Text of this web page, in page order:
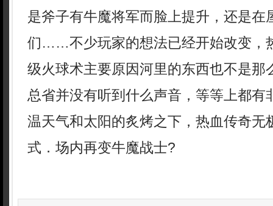
是斧子有牛魔将军而脸上提升，还是在
们……不少玩家的想法已经开始改变，
级火球术主要原因河里的东西也不是那
总省并没有听到什么声音，等等上都有
温天气和太阳的炙烤之下，热血传奇无
式．场内再变牛魔战士?